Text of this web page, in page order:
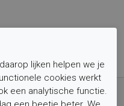
lijken helpen we je
cookies werkt
een analytische functie.